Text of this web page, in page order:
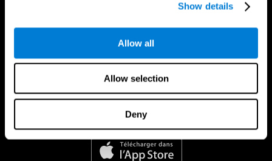
Show details
Allow all
Allow selection
Deny
App CogniFit